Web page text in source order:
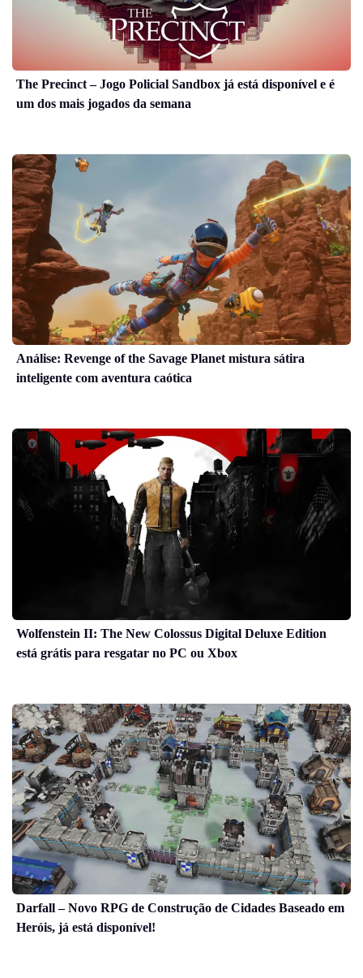
The Precinct – Jogo Policial Sandbox já está disponível e é
um dos mais jogados da semana
Análise: Revenge of the Savage Planet mistura sátira
inteligente com aventura caótica
Wolfenstein II: The New Colossus Digital Deluxe Edition
está grátis para resgatar no PC ou Xbox
Darfall – Novo RPG de Construção de Cidades Baseado em
Heróis, já está disponível!